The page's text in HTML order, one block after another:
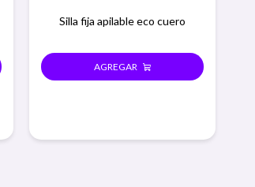
Silla fija apilable eco cuero